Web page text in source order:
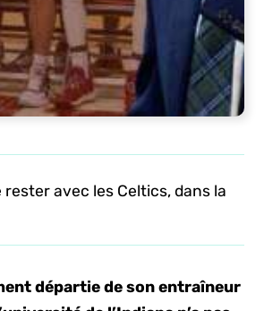
avec les Celtics, dans la
départie de son entraîneur